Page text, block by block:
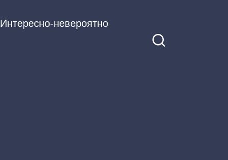
Интересно-невероятно